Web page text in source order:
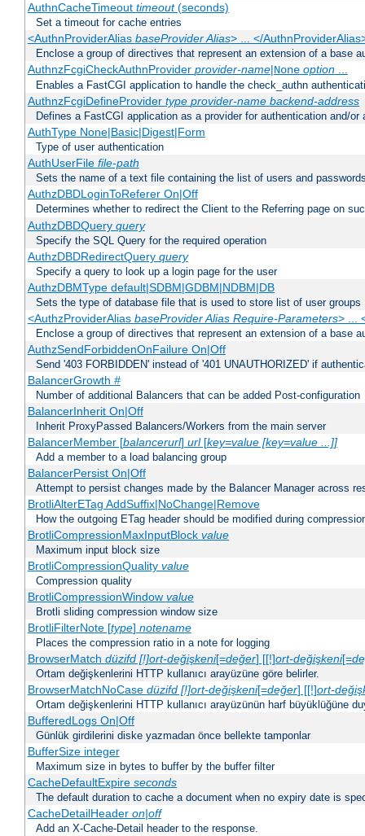
AuthnCacheTimeout timeout(seconds)
Set a timeout for cache entries
<AuthnProviderAlias baseProvider Alias> ... </
Enclose a group of directives that represent an extension of a base
AuthnzFcgiCheckAuthnProvider provider-name|None option...
Enables a FastCGI application to handle the check_authn
AuthnzFcgiDefineProvider type provider-name backend-address
Defines a FastCGI application as a provider for authentication and/or
AuthType None|Basic|Digest|Form
Type of user authentication
AuthUserFile file-path
Sets the name of a text file containing the list of users and
AuthzDBDLoginToReferer On|Off
Determines whether to redirect the Client to the Referring page on
AuthzDBDQuery query
Specify the SQL Query for the required operation
AuthzDBDRedirectQuery query
Specify a query to look up a login page for the user
AuthzDBMType default|SDBM|GDBM|NDBM|DB
Sets the type of database file that is used to store list of user groups
<AuthzProviderAlias baseProvider Alias Require-Parameters> ...
Enclose a group of directives that represent an extension of a base
AuthzSendForbiddenOnFailure On|Off
Send '403 FORBIDDEN' instead of '401 UNAUTHORIZED' if
BalancerGrowth #
Number of additional Balancers that can be added Post-configuration
BalancerInherit On|Off
Inherit ProxyPassed Balancers/Workers from the main server
BalancerMember [balancerurl] url[key=value [key=value ...]]
Add a member to a load balancing group
BalancerPersist On|Off
Attempt to persist changes made by the Balancer Manager across
BrotliAlterETag AddSuffix|NoChange|Remove
How the outgoing ETag header should be modified during
BrotliCompressionMaxInputBlock value
Maximum input block size
BrotliCompressionQuality value
Compression quality
BrotliCompressionWindow value
Brotli sliding compression window size
BrotliFilterNote [type] notename
Places the compression ratio in a note for logging
BrowserMatch düzifd [!]ort-değişkeni[=değer] [[!]ort-değişkeni[=
Ortam değişkenlerini HTTP kullanıcı arayüzüne göre belirler.
BrowserMatchNoCase düzifd [!]ort-değişkeni[=değer] [[!]ort-
Ortam değişkenlerini HTTP kullanıcı arayüzünün harf büyüklüğüne
BufferedLogs On|Off
Günlük girdilerini diske yazmadan önce bellekte tamponlar
BufferSize integer
Maximum size in bytes to buffer by the buffer filter
CacheDefaultExpire seconds
The default duration to cache a document when no expiry date is
CacheDetailHeader on|off
Add an X-Cache-Detail header to the response.